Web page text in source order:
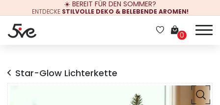
☀️ BEREIT FÜR DEN SOMMER?
ENTDECKE STILVOLLE DEKO & BELEBENDE AROMEN!
0
Star-Glow Lichterkette